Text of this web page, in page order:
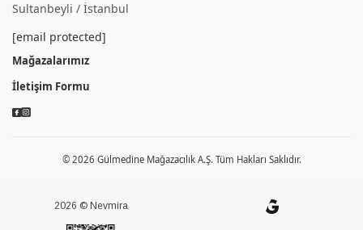
Sultanbeyli / İstanbul
[email protected]
Mağazalarımız
İletişim Formu
© 2026 Gülmedine Mağazacılık A.Ş. Tüm Hakları Saklıdır.
2026 © Nevmira